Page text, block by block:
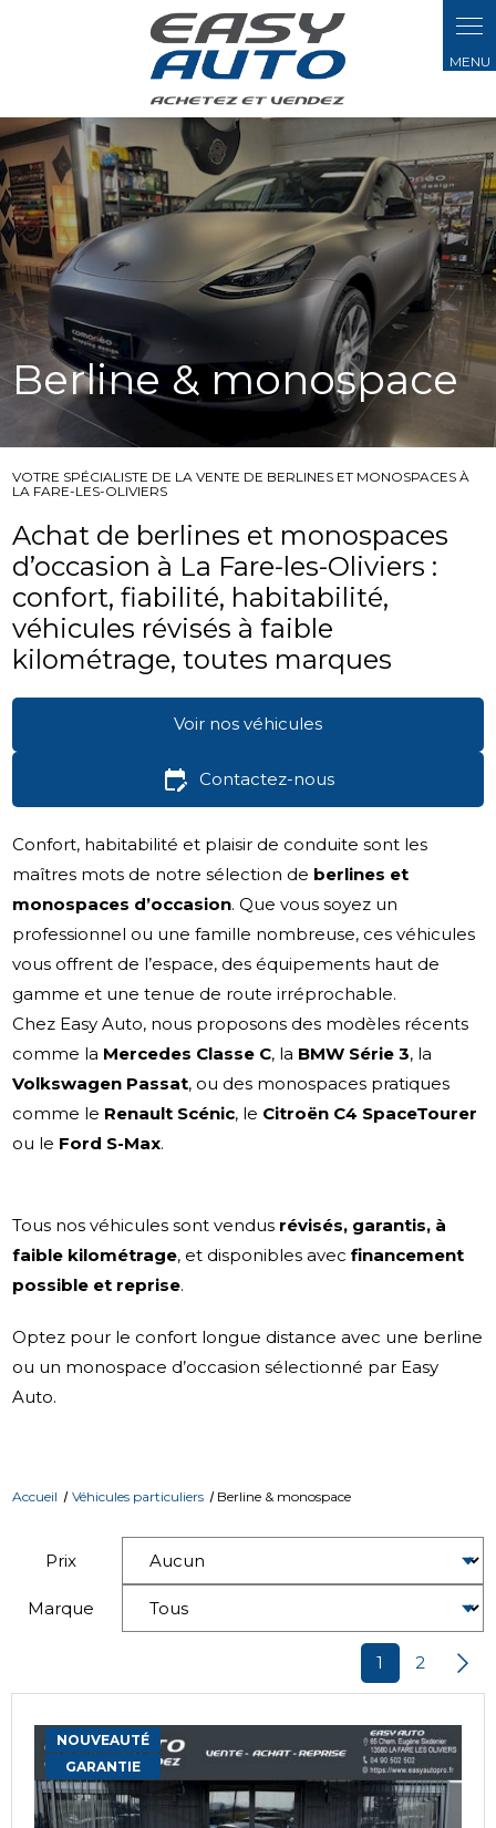
Berline & monospace
VOTRE SPÉCIALISTE DE LA VENTE DE BERLINES ET MONOSPACES À
LA FARE-LES-OLIVIERS
Achat de berlines et monospaces
d’occasion à La Fare-les-Oliviers :
confort, fiabilité, habitabilité,
véhicules révisés à faible
kilométrage, toutes marques
edit_calendar Contactez-nous
Confort, habitabilité et plaisir de conduite sont les
maîtres mots de notre sélection de berlines et
monospaces d’occasion. Que vous soyez un
professionnel ou une famille nombreuse, ces véhicules
vous offrent de l’espace, des équipements haut de
gamme et une tenue de route irréprochable.
Chez Easy Auto, nous proposons des modèles récents
comme la Mercedes Classe C, la BMW Série 3, la
Volkswagen Passat, ou des monospaces pratiques
comme le Renault Scénic, le Citroën C4 SpaceTourer
ou le Ford S-Max.
Tous nos véhicules sont vendus révisés, garantis, à
faible kilométrage, et disponibles avecfinancement
possible et reprise.
Optez pour le confort longue distance avec une berline
ou un monospace d’occasion sélectionné par Easy
Auto.
Accueil Véhicules particuliers Berline & monospace
Prix
Marque
1 2
NOUVEAUTÉ
GARANTIE
Panneau de gestion des cookies